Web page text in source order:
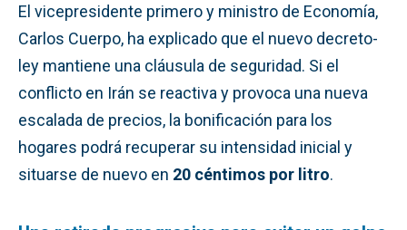
El vicepresidente primero y ministro de Economía,
Carlos Cuerpo, ha explicado que el nuevo decreto-
ley mantiene una cláusula de seguridad. Si el
conflicto en Irán se reactiva y provoca una nueva
escalada de precios, la bonificación para los
hogares podrá recuperar su intensidad inicial y
situarse de nuevo en 20 céntimos por litro.